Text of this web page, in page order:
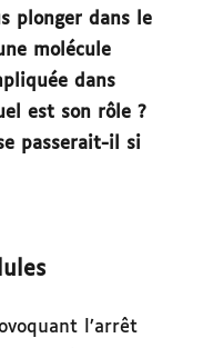
plonger dans le
molécule
dans
est son rôle ?
passerait-il si
l’arrêt